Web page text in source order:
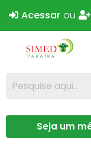
Acessar ou
Seja um